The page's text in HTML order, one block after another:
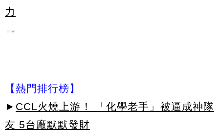
力
PR
【熱門排行榜】
► CCL火燒上游！ 「化學老手」被逼成神隊
友 5台廠默默發財